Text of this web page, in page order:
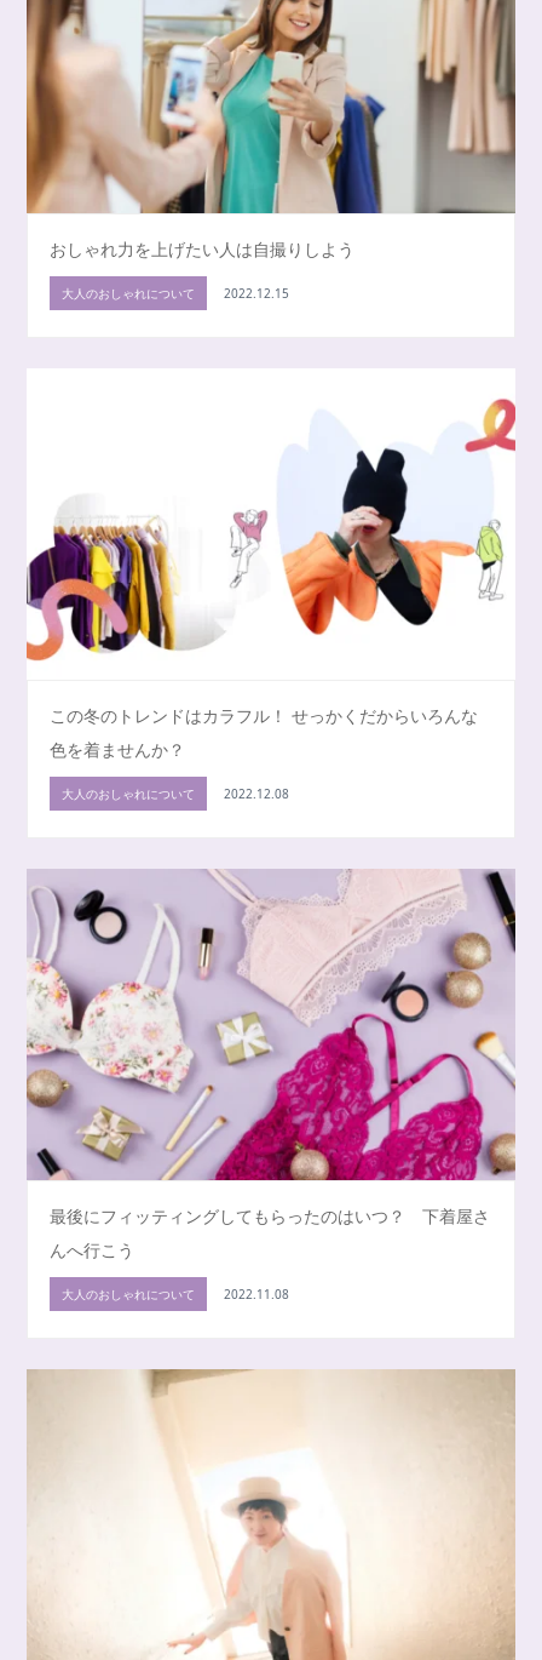
おしゃれ力を上げたい人は自撮りしよう
大人のおしゃれについて 2022.12.15
この冬のトレンドはカラフル！ せっかくだからいろんな
色を着ませんか？
大人のおしゃれについて 2022.12.08
最後にフィッティングしてもらったのはいつ？ 下着屋さ
んへ行こう
大人のおしゃれについて 2022.11.08